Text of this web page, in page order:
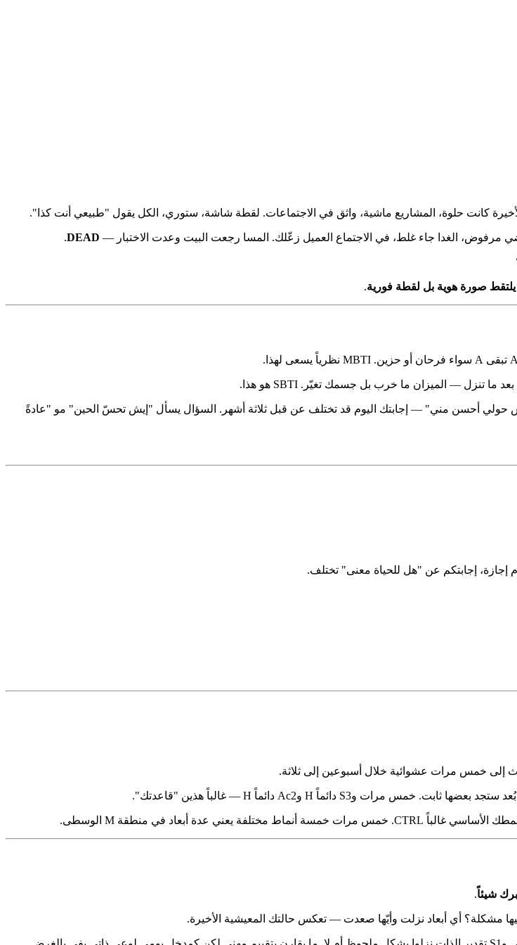
مرفوض، الغدا جاء غلط، في الاجتماع العميل زعّلك. المسا رجعت البيت وعدت الاختبار — DEAD
.
يلتقط صورة هوية بل لقطة فورية.
حولي أحسن مني" — إجابتك اليوم قد تختلف عن قبل ثلاثة أشهر. السؤال يسأل "إيش تحسّ الحين" مو "عادةً
إلى خمس مرات عشوائية خلال أسبوعين إلى ثلاثة.
شيئاً.